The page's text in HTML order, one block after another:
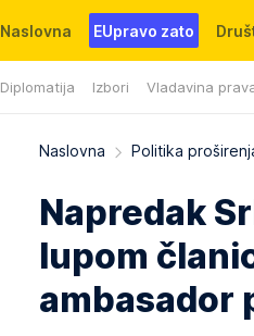
Naslovna EUpravo zato
Diplomatija Izbori Vladavina
Događaji News WMG
Naslovna Politika
Napredak
lupom
ambasador